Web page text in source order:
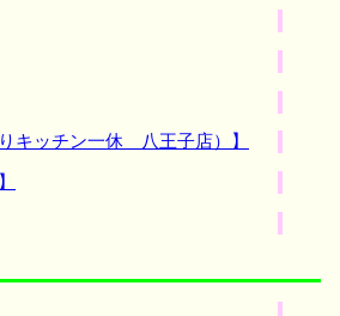
キッチン一休 八王子店）】